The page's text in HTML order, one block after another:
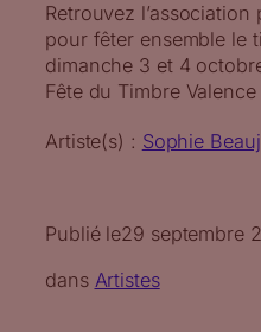
Retrouvez
pour fêter ensemble le
dimanche 3 et 4
Fête du Timbre
Artiste(s) : Sophie
Publié le29 septembre
dans Artistes